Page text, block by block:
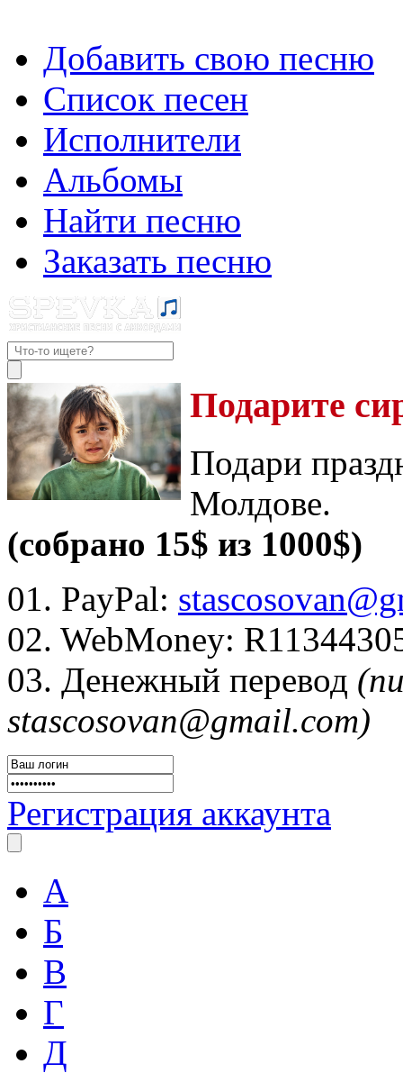
Добавить свою песню
Список песен
Исполнители
Альбомы
Найти песню
Заказать песню
Подарите
Подари
Молдове.
(собрано 15$ из 1000$)
01. PayPal:
02. WebMoney:
03. Денежный перевод
stascosovan@gmail.com)
Регистрация аккаунта
А
Б
В
Г
Д